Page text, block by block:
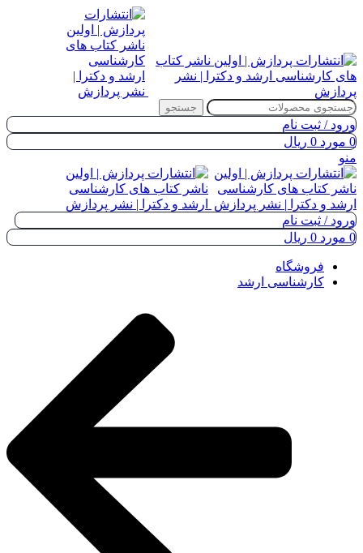
جستجو
ورود / ثبت نام
0 مورد 0 ریال
منو
ورود / ثبت نام
0 مورد 0 ریال
فروشگاه
کارشناسی ارشد